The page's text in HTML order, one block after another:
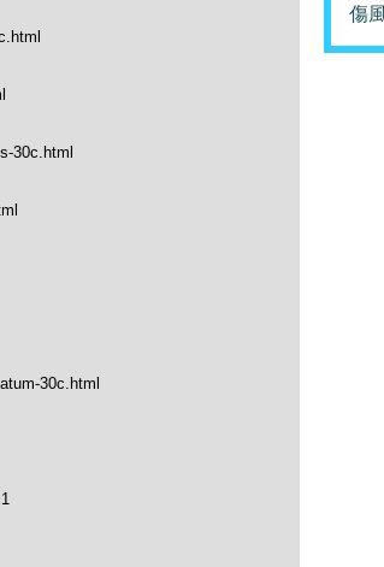
30c.html
30c.html
傷